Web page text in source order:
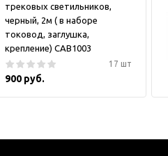
трековых светильников,
черный, 2м ( в наборе
токовод, заглушка,
крепление) CAB1003
17 шт
900 руб.